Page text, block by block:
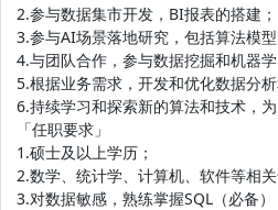
2.参与数据集市开发，BI报表的搭建；
3.参与AI场景落地研究，包括算法模
4.与团队合作，参与数据挖掘和机器
5.根据业务需求，开发和优化数据分析
6.持续学习和探索新的算法和技术，
「任职要求」
1.硕士及以上学历；
2.数学、统计学、计算机、软件等相关
3.对数据敏感，熟练掌握SQL（必备